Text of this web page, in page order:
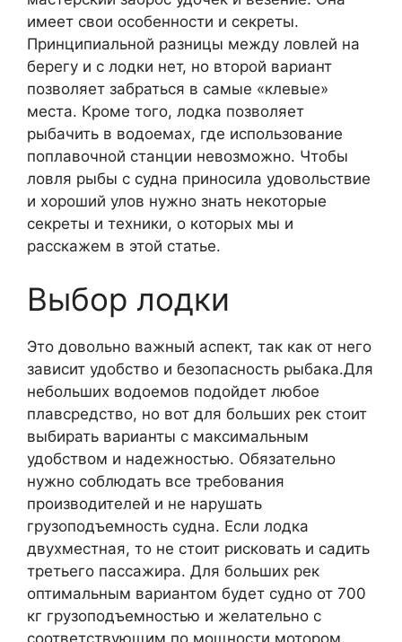
имеет свои особенности и секреты.
Принципиальной разницы между ловлей на
берегу и с лодки нет, но второй вариант
позволяет забраться в самые «клевые»
места. Кроме того, лодка позволяет
рыбачить в водоемах, где использование
поплавочной станции невозможно. Чтобы
ловля рыбы с судна приносила удовольствие
и хороший улов нужно знать некоторые
секреты и техники, о которых мы и
расскажем в этой статье.
Выбор лодки
Это довольно важный аспект, так как от него
зависит удобство и безопасность рыбака.Для
небольших водоемов подойдет любое
плавсредство, но вот для больших рек стоит
выбирать варианты с максимальным
удобством и надежностью. Обязательно
нужно соблюдать все требования
производителей и не нарушать
грузоподъемность судна. Если лодка
двухместная, то не стоит рисковать и садить
третьего пассажира. Для больших рек
оптимальным вариантом будет судно от 700
кг грузоподъемностью и желательно с